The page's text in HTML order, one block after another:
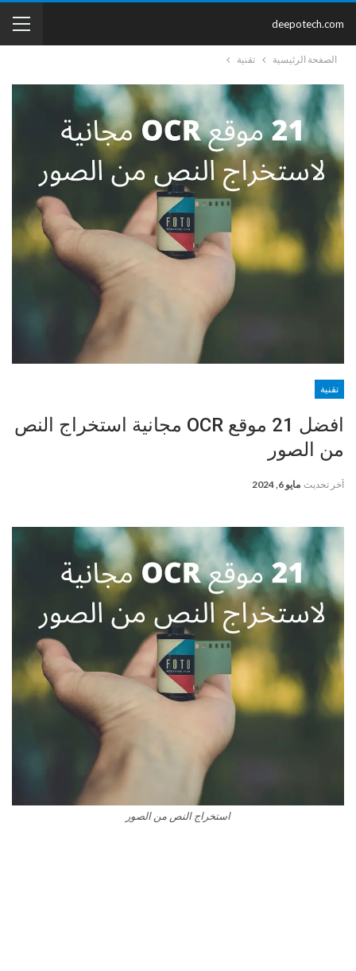
deepotech.com
الصفحة الرئيسية تقنية
تقنية
افضل 21 موقع OCR مجانية استخراج النص
من الصور
آخر تحديث مايو 6, 2024
استخراج النص من الصور